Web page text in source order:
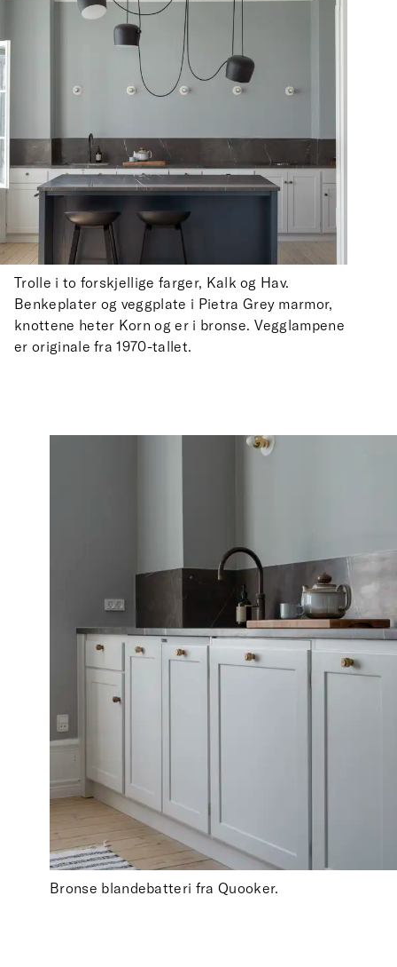
Trolle i to forskjellige farger, Kalk og Hav.
Benkeplater og veggplate i Pietra Grey marmor,
knottene heter Korn og er i bronse. Vegglampene
er originale fra 1970-tallet.
Bronse blandebatteri fra Quooker.